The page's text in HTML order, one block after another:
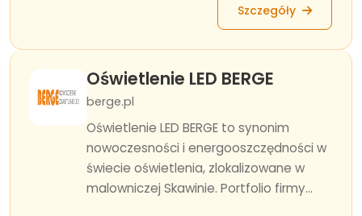
Szczegóły
Oświetlenie LED BERGE
berge.pl
Oświetlenie LED BERGE to synonim
nowoczesności i energooszczędności w
świecie oświetlenia, zlokalizowane w
malowniczej Skawinie. Portfolio firmy...